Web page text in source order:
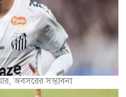
অবসরের সম্ভাবনা